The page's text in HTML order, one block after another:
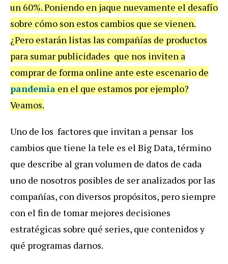
un 60%. Poniendo en jaque nuevamente el desafío
sobre cómo son estos cambios que se vienen.
¿Pero estarán listas las compañías de productos
para sumar publicidades que nos inviten a
comprar de forma online ante este escenario de
pandemia en el que estamos por ejemplo?
Veamos.
Uno de los factores que invitan a pensar los
cambios que tiene la tele es el Big Data, término
que describe al gran volumen de datos de cada
uno de nosotros posibles de ser analizados por las
compañías, con diversos propósitos, pero siempre
con el fin de tomar mejores decisiones
estratégicas sobre qué series, que contenidos y
qué programas darnos.